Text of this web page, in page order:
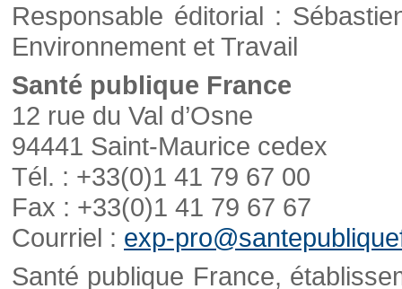
Responsable éditorial :
Environnement et Travail
Santé publique France
12 rue du Val d’Osne
94441 Saint-Maurice cedex
Tél. : +33(0)1 41 79 67 00
Fax : +33(0)1 41 79 67 67
Courriel : exp-
Santé publique France,